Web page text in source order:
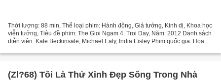
Thời lượng: 88 min, Thể loại phim: Hành động, Giả tưởng, Kinh dị, Khoa học
viễn tưởng, Tiêu đề phim: The Gioi Ngam 4: Troi Day, Năm: 2012 Danh sách
diễn viên: Kate Beckinsale, Michael Ealy, India Eisley Phim quốc gia: Hoa
(Zl?68) Tôi Là Thứ Xinh Đẹp Sống Trong Nhà